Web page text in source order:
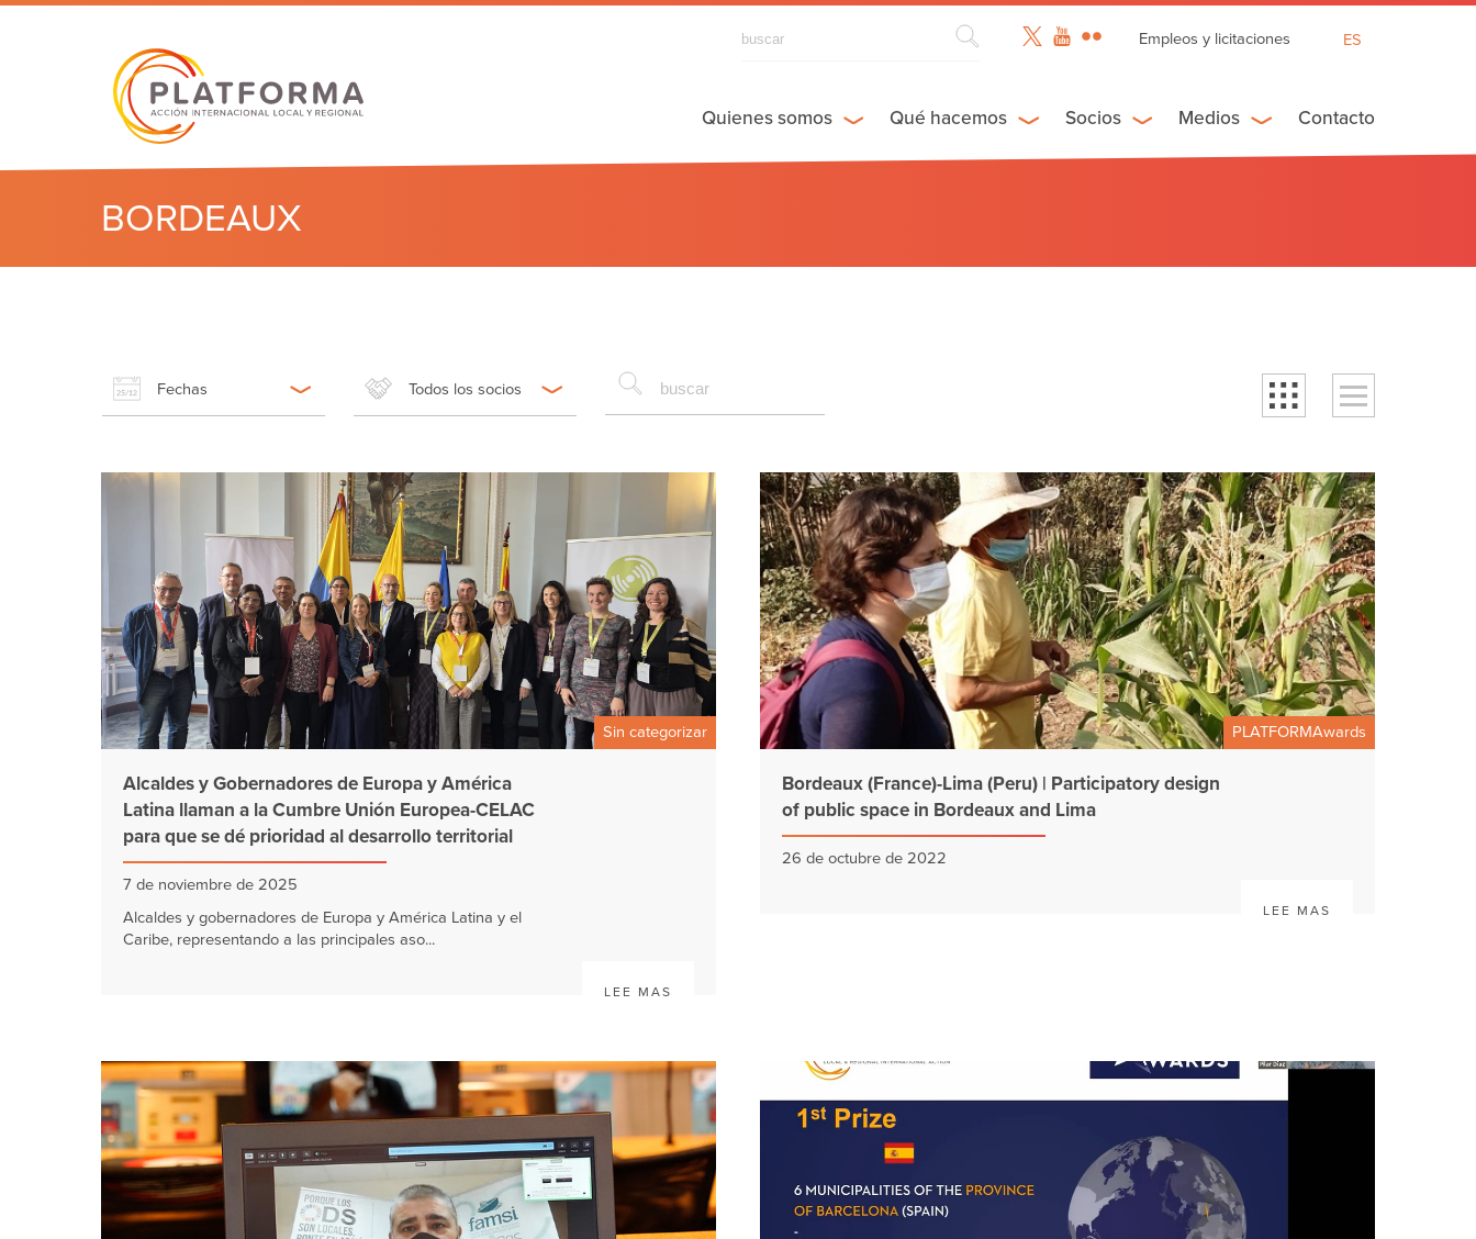
BORDEAUX
Empleos y licitaciones
FR
ES
Quienes somos Qué hacemos Socios Medios Contacto
Fechas Todos los socios
Sin categorizar
Alcaldes y Gobernadores de Europa y América
Latina llaman a la Cumbre Unión Europea-CELAC
para que se dé prioridad al desarrollo territorial
7 de noviembre de 2025
Alcaldes y gobernadores de Europa y América Latina y el
Caribe, representando a las principales aso...
LEE MAS
PLATFORMAwards
Bordeaux (France)-Lima (Peru) | Participatory design
of public space in Bordeaux and Lima
26 de octubre de 2022
LEE MAS